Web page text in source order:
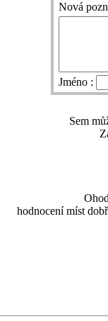
Nová
Jméno :
Sem
hodnocení míst